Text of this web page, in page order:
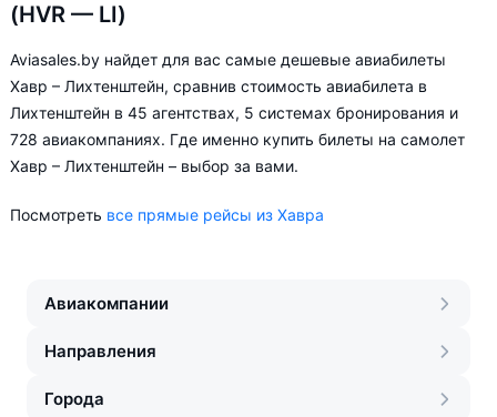
(HVR — LI)
Aviasales.by найдет для вас самые дешевые авиабилеты
Хавр – Лихтенштейн, сравнив стоимость авиабилета в
Лихтенштейн в 45 агентствах, 5 системах бронирования и
728 авиакомпаниях. Где именно купить билеты на самолет
Хавр – Лихтенштейн – выбор за вами.
Посмотреть все прямые рейсы из Хавра
Авиакомпании
Направления
Города